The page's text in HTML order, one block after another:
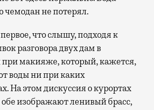
чемодан не потерял.
что слышу, подходя к
разговора двух дам в
при макияже, который, кажется,
воды ни при каких
На этом дискуссия о курортах
обе изображают ленивый брасс,